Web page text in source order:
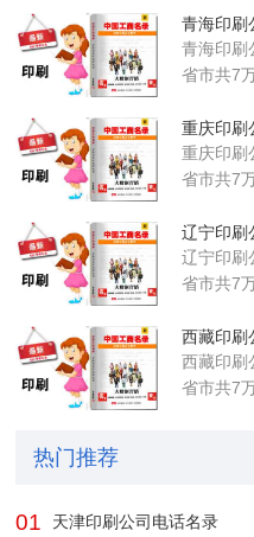
青海印刷
青海印刷
省市共7
重庆印刷
重庆印刷
省市共7
辽宁印刷
辽宁印刷
省市共7
西藏印刷
西藏印刷
省市共7
热门推荐
01 天津印刷公司电话名录